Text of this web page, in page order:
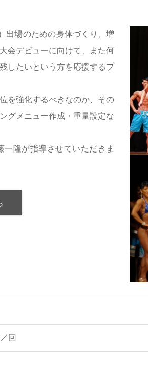
出場のための身体づくり、増
会デビューに向けて、また何
したいという方を応援するプ
を強化するべきなのか、その
グメニュー作成・重量設定な
隆が指導させていただきま
回